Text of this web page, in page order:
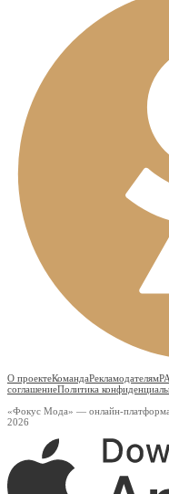
О проектеКомандаРекламодателям
соглашениеПолитика
«Фокус Мода» — онлайн-платформа
2026